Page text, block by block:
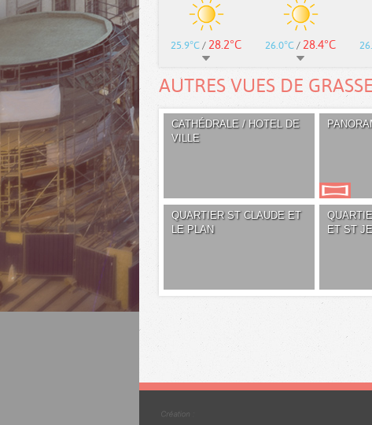
25.9°C / 28.2°C 26.0°C / 28.4°C
AUTRES VUES DE GRASSE
CATHÉDRALE / HOTEL DE
VILLE
QUARTIER ST CLAUDE ET
LE PLAN
ET ST